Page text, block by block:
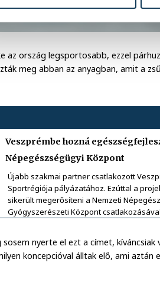
az ország legsportosabb, ezzel
meg abban az anyagban, amit a
Veszprémbe hozná
Népegészségügyi Központ
Újabb szakmai partner csatlakozott
Sportrégiója pályázatához. Ezúttal a
sikerült megerősíteni a Nemzeti
Gyógyszerészeti Központ
nyerte el ezt a címet, kíváncsiak
koncepcióval álltak elő, ami aztán